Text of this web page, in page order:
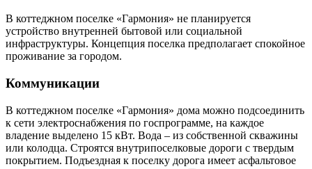
В коттеджном поселке «Гармония» не планируется
устройство внутренней бытовой или социальной
инфраструктуры. Концепция поселка предполагает спокойное
проживание за городом.
Коммуникации
В коттеджном поселке «Гармония» дома можно подсоединить
к сети электроснабжения по госпрограмме, на каждое
владение выделено 15 кВт. Вода – из собственной скважины
или колодца. Строятся внутрипоселковые дороги с твердым
покрытием. Подъездная к поселку дорога имеет асфальтовое